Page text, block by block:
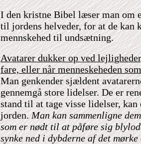
I den kristne Bibel læser man om
til jordens helveder, for at de kan
mennskehed til undsætning.
Avatarer dukker op ved
fare, eller når menneskeheden
Man genkender sjældent
gennemgå store lidelser. De er
stand til at tage visse lidelser,
jorden.Man kan sammenligne
som er nødt til at påføre sig
synke ned i dybderne af det